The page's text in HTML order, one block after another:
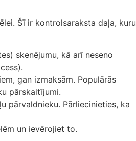
Šī ir kontrolsaraksta daļa, kuru
skenējumu, kā arī neseno
gan izmaksām. Populārās
pārskaitījumi.
pārvaldnieku. Pārliecinieties, ka
un ievērojiet to.